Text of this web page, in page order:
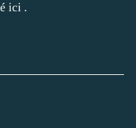
ici .